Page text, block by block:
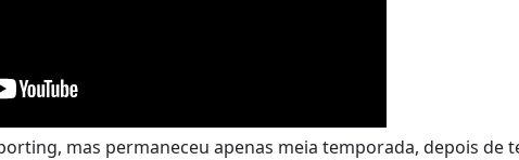
mas permaneceu apenas meia temporada, depois de